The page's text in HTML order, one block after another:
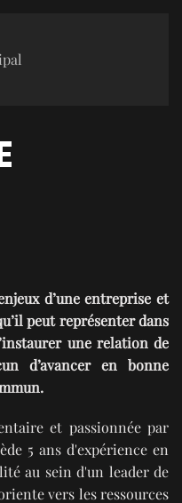
d’une entreprise et
peut représenter dans
une relation de
d’avancer en bonne
et passionnée par
5 ans d'expérience en
au sein d'un leader de
vers les ressources